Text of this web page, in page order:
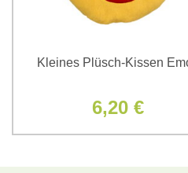
Kleines Plüsch-Kissen
6,20 €